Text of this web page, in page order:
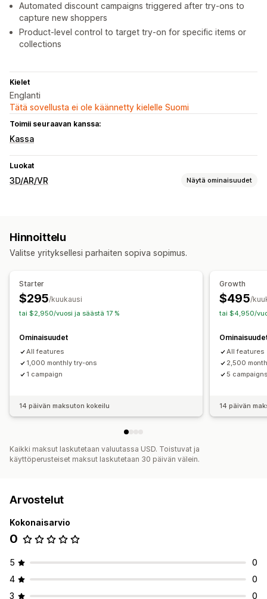
Automated discount campaigns triggered after try-ons to
capture new shoppers
Product-level control to target try-on for specific items or
collections
Kielet
Englanti
Tätä sovellusta ei ole käännetty kielelle Suomi
Toimii seuraavan kanssa:
Kassa
Luokat
3D/AR/VR Näytä ominaisuudet
Hinnoittelu
Valitse yrityksellesi parhaiten sopiva sopimus.
Starter
$295/kuukausi
tai $2,950/vuosi ja säästä 17 %
Ominaisuudet
All features
1,000 monthly try-ons
1 campaign
14 päivän maksuton kokeilu
Growth
$495/
tai $4,950/
All features
2,500
5
14 päivän
Kaikki maksut laskutetaan valuutassa USD. Toistuvat ja
käyttöperusteiset maksut laskutetaan 30 päivän välein.
Arvostelut
Kokonaisarvio
0
5
0
4
0
3
0